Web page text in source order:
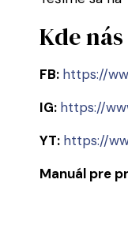
Kde
FB: https://
IG: https://
YT: https://
Manuál pre